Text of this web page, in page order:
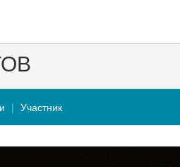
Участник